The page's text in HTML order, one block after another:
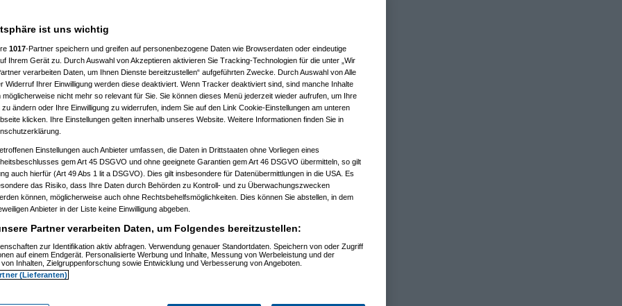
am 06.04.2011, 20:39:53)
am 13.04.2011, 13:00:26)
am 13.04.2011, 16:45:01)
( mbihn
am 14.04.2011, 14:16:37)
da!
am 14.04.2011, 17:39:20)
am 21.04.2011, 16:15:31)
am 29.04.2011, 19:28:00)
ist uns wichtig
1017-Partner speichern und greifen auf personenbezogene Daten wie Browserdaten oder eindeutige
Ihrem Gerät zu. Durch Auswahl von Akzeptieren aktivieren Sie Tracking-Technologien für die unter „Wir
verarbeiten Daten, um Ihnen Dienste bereitzustellen“ aufgeführten Zwecke. Durch Auswahl von Alle
Widerruf Ihrer Einwilligung werden diese deaktiviert. Wenn Tracker deaktiviert sind, sind manche Inhalte
möglicherweise nicht mehr so relevant für Sie. Sie können dieses Menü jederzeit wieder aufrufen, um Ihre
zu ändern oder Ihre Einwilligung zu widerrufen, indem Sie auf den Link Cookie-Einstellungen am unteren
klicken. Ihre Einstellungen gelten innerhalb unseres Website. Weitere Informationen finden Sie in
Einstellungen auch Anbieter umfassen, die Daten in Drittstaaten ohne Vorliegen eines
gem Art 45 DSGVO und ohne geeignete Garantien gem Art 46 DSGVO übermitteln, so gilt
auch hierfür (Art 49 Abs 1 lit a DSGVO). Dies gilt insbesondere für Datenübermittlungen in die USA. Es
das Risiko, dass Ihre Daten durch Behörden zu Kontroll- und zu Überwachungszwecken
können, möglicherweise auch ohne Rechtsbehelfsmöglichkeiten. Dies können Sie abstellen, in dem
Anbieter in der Liste keine Einwilligung abgeben.
Partner verarbeiten Daten, um Folgendes bereitzustellen:
zur Identifikation aktiv abfragen. Verwendung genauer Standortdaten. Speichern von oder Zugriff
auf einem Endgerät. Personalisierte Werbung und Inhalte, Messung von Werbeleistung und der
Inhalten, Zielgruppenforschung sowie Entwicklung und Verbesserung von Angeboten.
(Lieferanten)